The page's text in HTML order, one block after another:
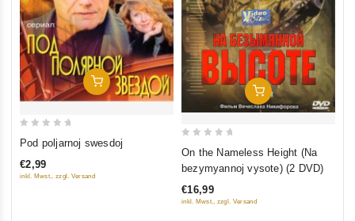
In Den Warenkorb
of
Pod poljarnoj swesdoj
€2,99
inkl. Mwst., zzgl. Versand
In Den Warenkorb
5
On the Nameless Height (Na
bezymyannoj vysote) (2 DVD)
€16,99
inkl. Mwst., zzgl. Versand